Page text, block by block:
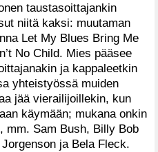
taustasoittajankin
niitä kaksi: muutaman
Let My Blues Bring Me
No Child. Mies pääsee
ja kappaleetkin
yhteistyössä muiden
jää vierailijoillekin, kun
käymään; mukana onkin
mm. Sam Bush, Billy Bob
ja Bela Fleck.